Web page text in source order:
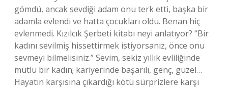
gömdü, ancak sevdiği adam onu ​​terk etti, başka bir
adamla evlendi ve hatta çocukları oldu. Benan hiç
evlenmedi. Kızılcık Şerbeti kitabı neyi anlatıyor? “Bir
kadını sevilmiş hissettirmek istiyorsanız, önce onu
sevmeyi bilmelisiniz.” Sevim, sekiz yıllık evliliğinde
mutlu bir kadın; kariyerinde başarılı, genç, güzel…
Hayatın karşısına çıkardığı kötü sürprizlere karşı